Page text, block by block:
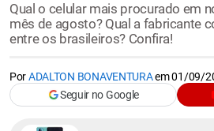
Qual o celular mais procurado em
mês de agosto? Qual a fabricante
entre os brasileiros? Confira!
PorADALTON BONAVENTURAem01/09/
Seguir no Google